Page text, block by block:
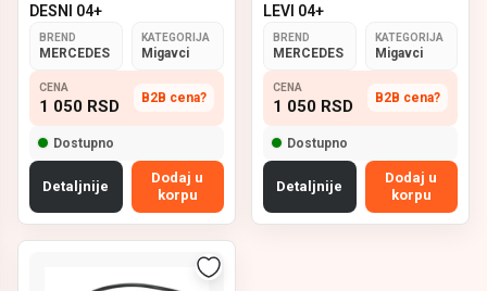
DESNI 04+
BREND
MERCEDES
KATEGORIJA
Migavci
CENA
1 050 RSD B2B cena?
Dostupno
Detaljnije
Dodaj u
korpu
LEVI 04+
BREND
MERCEDES
KATEGORIJA
Migavci
CENA
1 050 RSD B2B cena?
Dostupno
Detaljnije
Dodaj u
korpu